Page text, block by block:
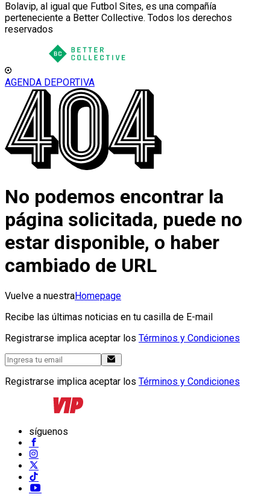
Bolavip, al igual que Futbol Sites, es una compañía
perteneciente a Better Collective. Todos los derechos
reservados
AGENDA DEPORTIVA
No podemos encontrar la
página solicitada, puede no
estar disponible, o haber
cambiado de URL
Vuelve a nuestraHomepage
Recibe las últimas noticias en tu casilla de E-mail
Registrarse implica aceptar los Términos y Condiciones
Registrarse implica aceptar los Términos y Condiciones
síguenos